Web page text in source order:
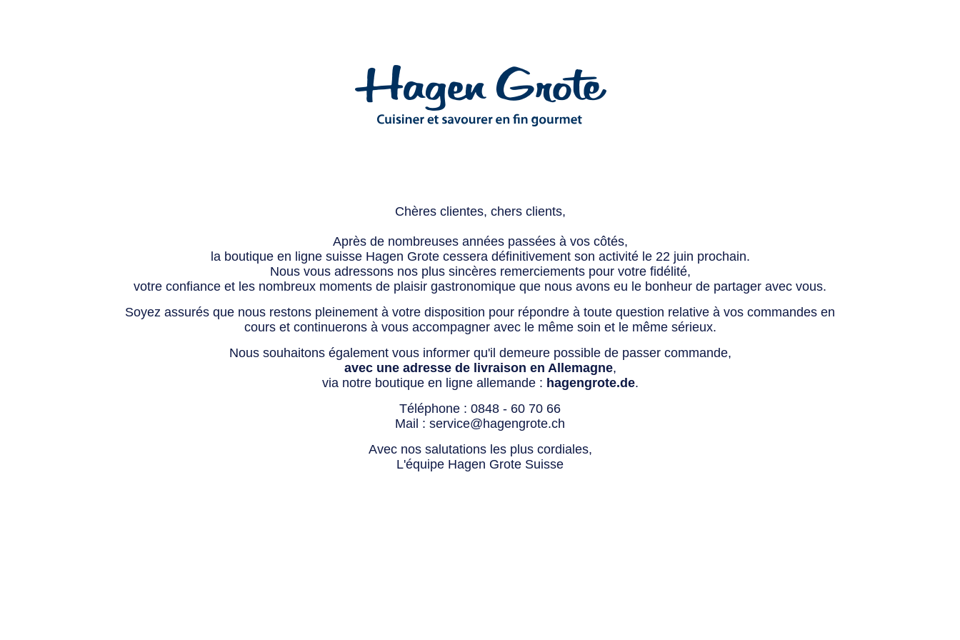
Chères clientes, chers clients,
Après de nombreuses années passées à vos côtés,
la boutique en ligne suisse Hagen Grote cessera définitivement son activité le 22 juin prochain.
Nous vous adressons nos plus sincères remerciements pour votre fidélité,
votre confiance et les nombreux moments de plaisir gastronomique que nous avons eu le bonheur de partager avec vous.
Soyez assurés que nous restons pleinement à votre disposition pour répondre à toute question relative à vos commandes en
cours et continuerons à vous accompagner avec le même soin et le même sérieux.
Nous souhaitons également vous informer qu'il demeure possible de passer commande,
avec une adresse de livraison en Allemagne,
via notre boutique en ligne allemande : hagengrote.de.
Téléphone : 0848 - 60 70 66
Mail : service@hagengrote.ch
Avec nos salutations les plus cordiales,
L'équipe Hagen Grote Suisse